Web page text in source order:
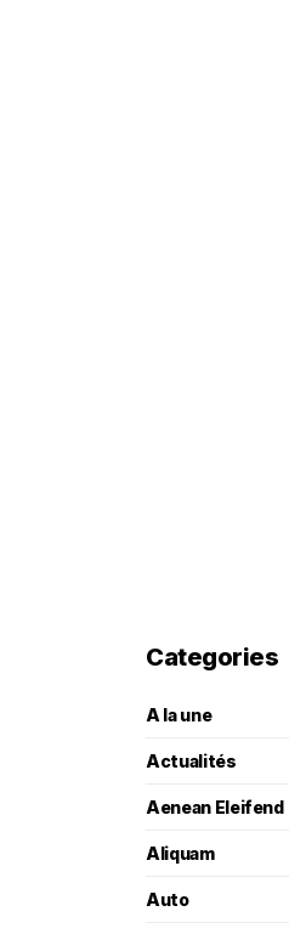
Categories
A la une
Actualités
Aenean Eleifend
Aliquam
Auto